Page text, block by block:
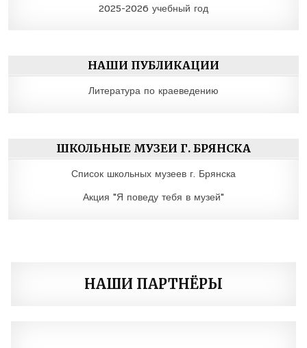
2025-2026 учебный год
НАШИ ПУБЛИКАЦИИ
Литература по краеведению
ШКОЛЬНЫЕ МУЗЕИ Г. БРЯНСКА
Список школьных музеев г. Брянска
Акция "Я поведу тебя в музей"
НАШИ ПАРТНЁРЫ